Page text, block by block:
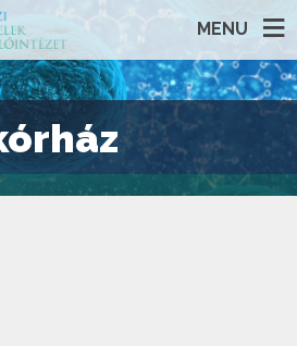
MENU